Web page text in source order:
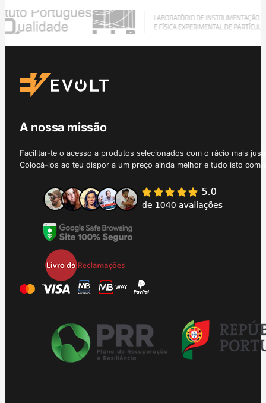
A nossa missão
Facilitar-te o acesso a produtos selecionados com o rácio mais
Colocá-los ao teu dispor a um preço ainda melhor e tudo isto